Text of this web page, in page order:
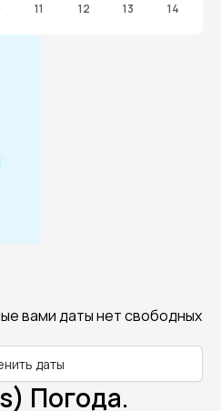
11 12 13 14
вами даты нет свободных
даты
Погода.